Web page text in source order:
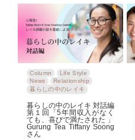
Column
Life Style
News
Relationship
暮らしの中のレイキ
暮らしの中のレイキ 対話編
第１回「5年間収入がなく
ても、喜びで満たされた 」
Gurung Tea Tiffany Soong
さん